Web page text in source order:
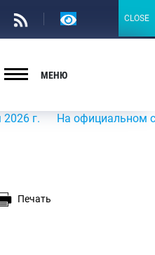
Версия
МЕНЮ
На официальном сайте
Печать
CLOSE
CLOSE